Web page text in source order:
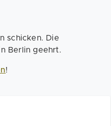
schicken. Die
Berlin geehrt.
!